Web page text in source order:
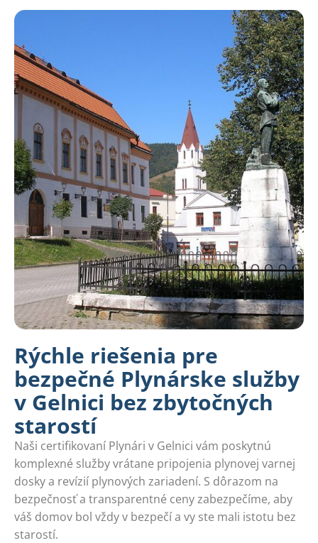
Rýchle riešenia pre
bezpečné Plynárske služby
v Gelnici bez zbytočných
starostí
Naši certifikovaní Plynári v Gelnici vám poskytnú
komplexné služby vrátane pripojenia plynovej varnej
dosky a revízií plynových zariadení. S dôrazom na
bezpečnosť a transparentné ceny zabezpečíme, aby
váš domov bol vždy v bezpečí a vy ste mali istotu bez
starostí.